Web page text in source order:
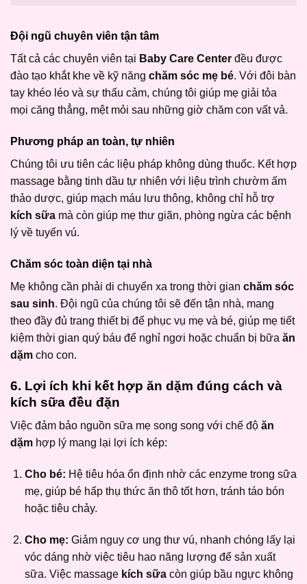
Đội ngũ chuyên viên tận tâm
Tất cả các chuyên viên tại Baby Care Center đều được
đào tạo khắt khe về kỹ năng chăm sóc mẹ bé. Với đôi bàn
tay khéo léo và sự thấu cảm, chúng tôi giúp mẹ giải tỏa
mọi căng thẳng, mệt mỏi sau những giờ chăm con vất vả.
Phương pháp an toàn, tự nhiên
Chúng tôi ưu tiên các liệu pháp không dùng thuốc. Kết hợp
massage bằng tinh dầu tự nhiên với liệu trình chườm ấm
thảo dược, giúp mạch máu lưu thông, không chỉ hỗ trợ
kích sữa mà còn giúp mẹ thư giãn, phòng ngừa các bệnh
lý về tuyến vú.
Chăm sóc toàn diện tại nhà
Mẹ không cần phải di chuyển xa trong thời gian chăm sóc
sau sinh. Đội ngũ của chúng tôi sẽ đến tận nhà, mang
theo đầy đủ trang thiết bị để phục vụ mẹ và bé, giúp mẹ tiết
kiệm thời gian quý báu để nghỉ ngơi hoặc chuẩn bị bữa ăn
dặm cho con.
6. Lợi ích khi kết hợp ăn dặm đúng cách và
kích sữa đều đặn
Việc đảm bảo nguồn sữa mẹ song song với chế độ ăn
dặm hợp lý mang lại lợi ích kép:
Cho bé: Hệ tiêu hóa ổn định nhờ các enzyme trong sữa
mẹ, giúp bé hấp thụ thức ăn thô tốt hơn, tránh táo bón
hoặc tiêu chảy.
Cho mẹ: Giảm nguy cơ ung thư vú, nhanh chóng lấy lại
vóc dáng nhờ việc tiêu hao năng lượng để sản xuất
sữa. Việc massage kích sữacòn giúp bầu ngực không